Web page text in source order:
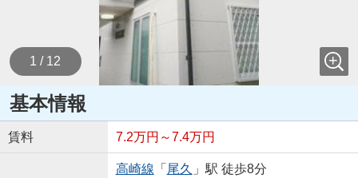
1 / 12
基本情報
賃料 7.2万円～7.4万円
高崎線 「 尾久 」駅 徒歩8分